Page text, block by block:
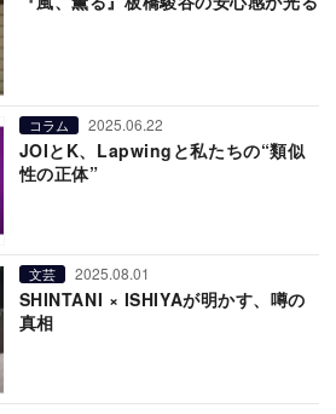
コラム 2025.06.22
JOIとK、Lapwingと私たちの“類似
性の正体”
文芸 2025.08.01
SHINTANI × ISHIYAが明かす、噂の
真相